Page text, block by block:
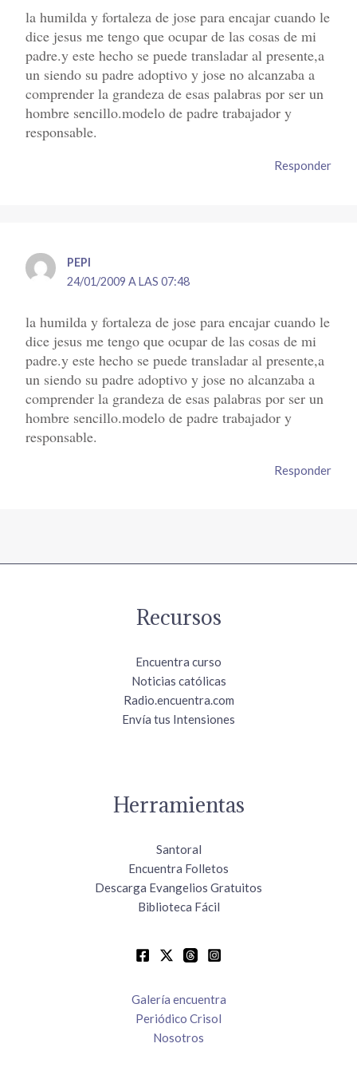
la humilda y fortaleza de jose para encajar cuando le
dice jesus me tengo que ocupar de las cosas de mi
padre.y este hecho se puede transladar al presente,a
un siendo su padre adoptivo y jose no alcanzaba a
comprender la grandeza de esas palabras por ser un
hombre sencillo.modelo de padre trabajador y
responsable.
Responder
PEPI
24/01/2009 A LAS 07:48
la humilda y fortaleza de jose para encajar cuando le
dice jesus me tengo que ocupar de las cosas de mi
padre.y este hecho se puede transladar al presente,a
un siendo su padre adoptivo y jose no alcanzaba a
comprender la grandeza de esas palabras por ser un
hombre sencillo.modelo de padre trabajador y
responsable.
Responder
Recursos
Encuentra curso
Noticias católicas
Radio.encuentra.com
Envía tus Intensiones
Herramientas
Santoral
Encuentra Folletos
Descarga Evangelios Gratuitos
Biblioteca Fácil
Galería encuentra
Periódico Crisol
Nosotros